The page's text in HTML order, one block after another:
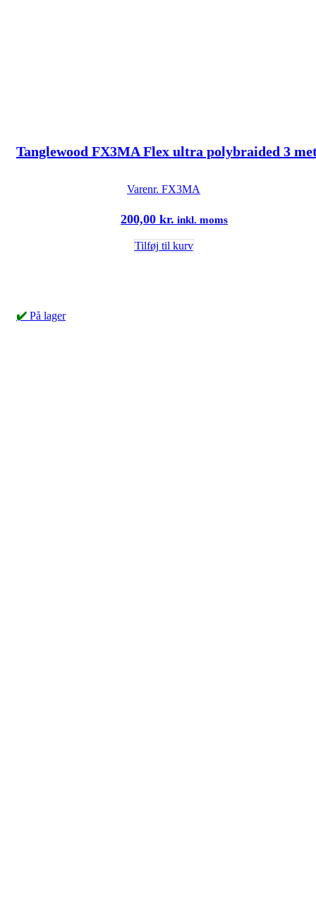
Tanglewood FX3MA Flex ultra polybraided 3
Varenr. FX3MA
200,00 kr. inkl. moms
Tilføj til kurv
✔️ På lager